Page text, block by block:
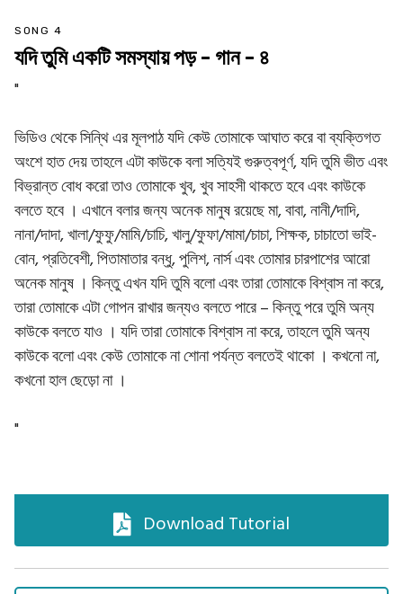
Download Tutorial
SONG 4
যদি তুমি একটি সমস্যায় পড় - গান - ৪
"
ভিডিও থেকে সিন্থি এর মূলপাঠ যদি কেউ তোমাকে আঘাত করে বা ব্যক্তিগত
অংশে হাত দেয় তাহলে এটা কাউকে বলা সত্যিই গুরুত্বপূর্ণ, যদি তুমি ভীত এবং
বিভ্রান্ত বোধ করো তাও তোমাকে খুব, খুব সাহসী থাকতে হবে এবং কাউকে
বলতে হবে । এখানে বলার জন্য অনেক মানুষ রয়েছে মা, বাবা, নানী/দাদি,
নানা/দাদা, খালা/ফুফু/মামি/চাচি, খালু/ফুফা/মামা/চাচা, শিক্ষক, চাচাতো ভাই-
বোন, প্রতিবেশী, পিতামাতার বন্ধু, পুলিশ, নার্স এবং তোমার চারপাশের আরো
অনেক মানুষ । কিন্তু এখন যদি তুমি বলো এবং তারা তোমাকে বিশ্বাস না করে,
তারা তোমাকে এটা গোপন রাখার জন্যও বলতে পারে – কিন্তু পরে তুমি অন্য
কাউকে বলতে যাও । যদি তারা তোমাকে বিশ্বাস না করে, তাহলে তুমি অন্য
কাউকে বলো এবং কেউ তোমাকে না শোনা পর্যন্ত বলতেই থাকো । কখনো না,
কখনো হাল ছেড়ো না ।
"